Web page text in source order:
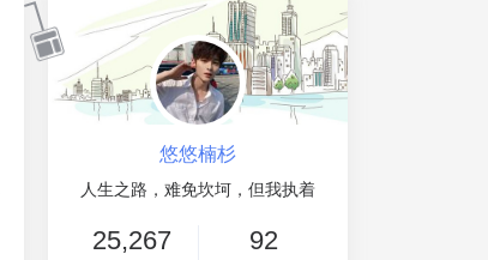
悠悠楠杉
人生之路，难免坎坷，但我执着
25,267 92